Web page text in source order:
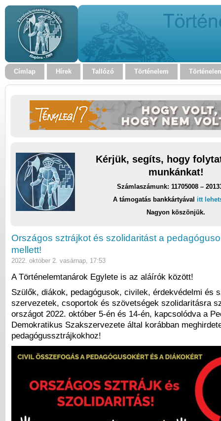
Címlap Hírek Tallózó Történelem
Kérjük, segíts, hogy
munkánkat!
Számlaszámunk: 11705008 –
A támogatás bankkártyával itt
Nagyon köszönjük.
Országos sztrájkot és szolidaritást a
mellett!
2022. október 2. vasárnap, 17:53
A Történelemtanárok Egylete is az aláírók között!
Szülők, diákok, pedagógusok, civilek, érdekvédelmi és
szervezetek, csoportok és szövetségek szolidaritásra
országot 2022. október 5-én és 14-én, kapcsolódva a
Demokratikus Szakszervezete által korábban
pedagógussztrájkokhoz!